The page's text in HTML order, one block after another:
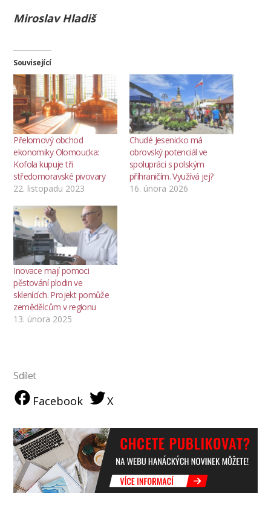
Miroslav Hladiš
Související
Přelomový obchod
ekonomiky Olomoucka:
Kofola kupuje tři
středomoravské pivovary
22. listopadu 2023
Chudé Jesenicko má
obrovský potenciál ve
spolupráci s polským
příhraničím. Využívá jej?
16. února 2026
Inovace mají pomoci
pěstování plodin ve
sklenících. Projekt pomůže
zemědělcům v regionu
13. února 2025
Sdílet
Facebook X